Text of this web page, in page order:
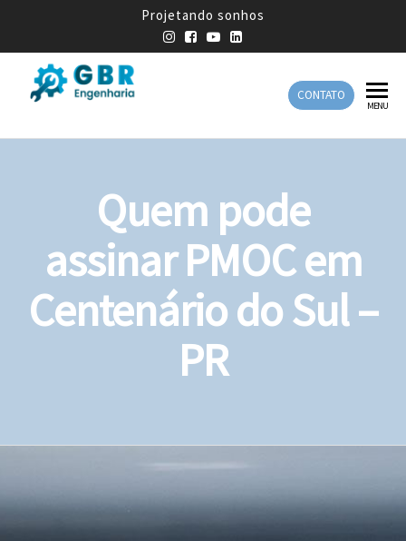
Projetando sonhos
Engenharia
Engenharia
CONTATO
MENU
Quem pode
assinar PMOC em
Centenário do Sul –
PR